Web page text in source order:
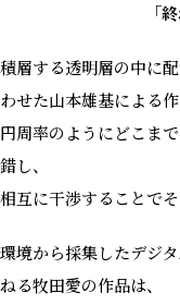
「
積層する透明層の中に
わせた山本雄基による作
円周率のようにどこま
錯し、
相互に干渉することで
環境から採集したデジ
ねる牧田愛の作品は、